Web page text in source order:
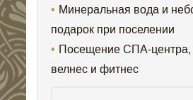
Минеральная вода и
подарок при поселении
Посещение СПА-центра,
велнес и фитнес